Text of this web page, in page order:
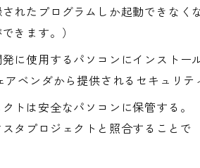
れたプログラムしか起動できなく
きます。）
に使用するパソコンにインストー
ベンダから提供されるセキュリテ
クトは安全なパソコンに保管する
スタプロジェクトと照合すること